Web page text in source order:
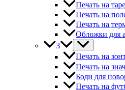
Печать на
Печать на
Печать на
Обложки для
3
Печать на
Печать на
Боди для
Печать на